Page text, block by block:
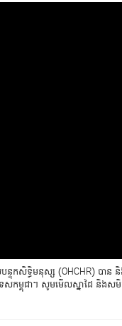
ទុកសិទ្ធិមនុស្ស (OHCHR) បាន
េសកម្ពុជា។ សូមមើលស្នាដៃ និងស